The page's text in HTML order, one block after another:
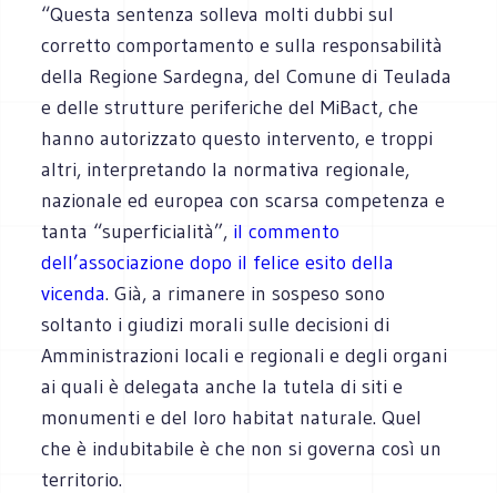
“Questa sentenza solleva molti dubbi sul
corretto comportamento e sulla responsabilità
della Regione Sardegna, del Comune di Teulada
e delle strutture periferiche del MiBact, che
hanno autorizzato questo intervento, e troppi
altri, interpretando la normativa regionale,
nazionale ed europea con scarsa competenza e
tanta “superficialità”, il commento
dell’associazione dopo il felice esito della
vicenda. Già, a rimanere in sospeso sono
soltanto i giudizi morali sulle decisioni di
Amministrazioni locali e regionali e degli organi
ai quali è delegata anche la tutela di siti e
monumenti e del loro habitat naturale. Quel
che è indubitabile è che non si governa così un
territorio.